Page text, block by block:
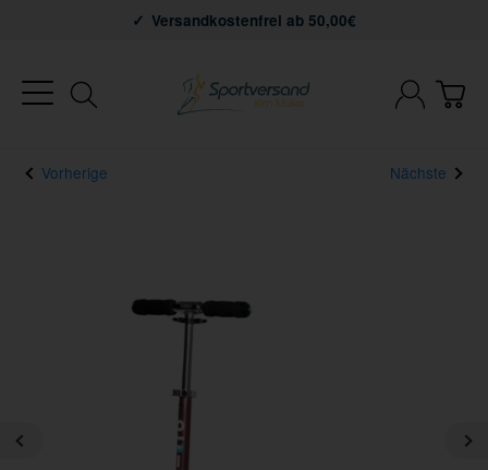
Versandkostenfrei ab 50,00€
Vorherige Nächste